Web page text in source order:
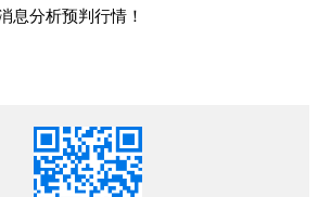
息分析预判行情！